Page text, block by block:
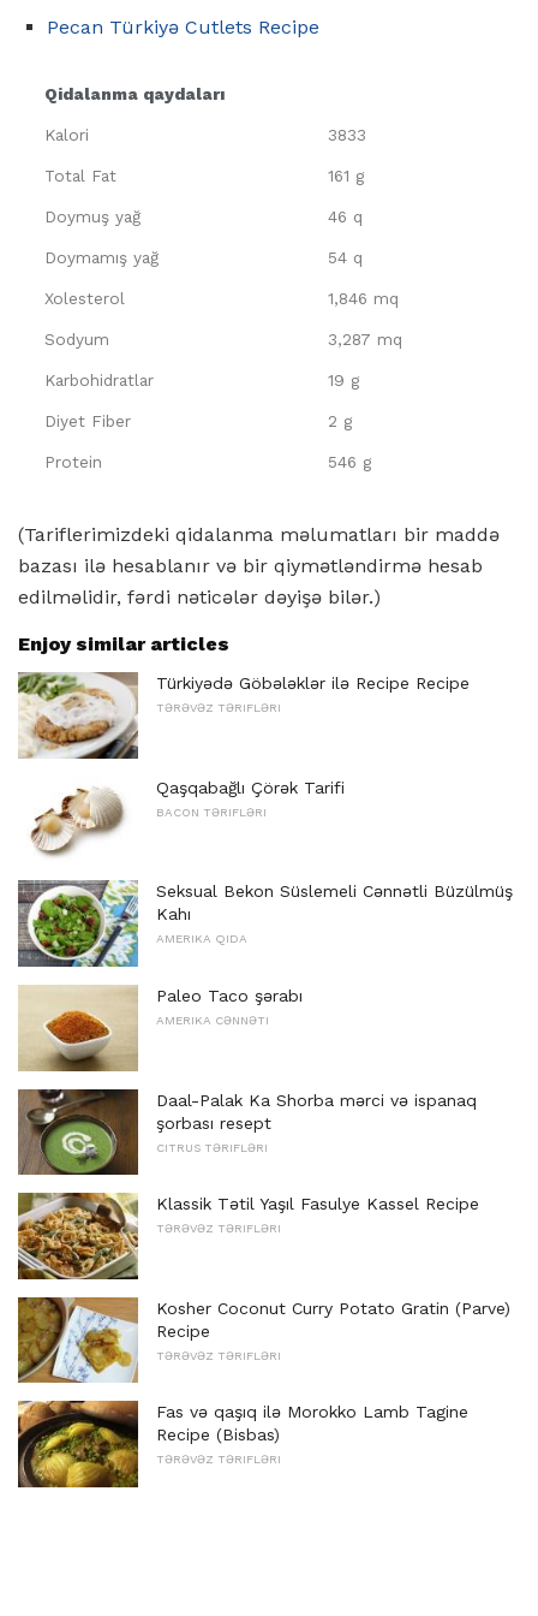
Pecan Türkiyə Cutlets Recipe
Qidalanma qaydaları
Kalori 3833
Total Fat 161 g
Doymuş yağ 46 q
Doymamış yağ 54 q
Xolesterol 1,846 mq
Sodyum 3,287 mq
Karbohidratlar 19 g
Diyet Fiber 2 g
Protein 546 g
(Tariflerimizdeki qidalanma məlumatları bir maddə
bazası ilə hesablanır və bir qiymətləndirmə hesab
edilməlidir, fərdi nəticələr dəyişə bilər.)
Enjoy similar articles
Türkiyədə Göbələklər ilə Recipe Recipe
TƏRƏVƏZ TƏRIFLƏRI
Qaşqabağlı Çörək Tarifi
BACON TƏRIFLƏRI
Seksual Bekon Süslemeli Cənnətli Büzülmüş
Kahı
AMERIKA QIDA
Paleo Taco şərabı
AMERIKA CƏNNƏTI
Daal-Palak Ka Shorba mərci və ispanaq
şorbası resept
CITRUS TƏRIFLƏRI
Klassik Tətil Yaşıl Fasulye Kassel Recipe
TƏRƏVƏZ TƏRIFLƏRI
Kosher Coconut Curry Potato Gratin (Parve)
Recipe
TƏRƏVƏZ TƏRIFLƏRI
Fas və qaşıq ilə Morokko Lamb Tagine
Recipe (Bisbas)
TƏRƏVƏZ TƏRIFLƏRI